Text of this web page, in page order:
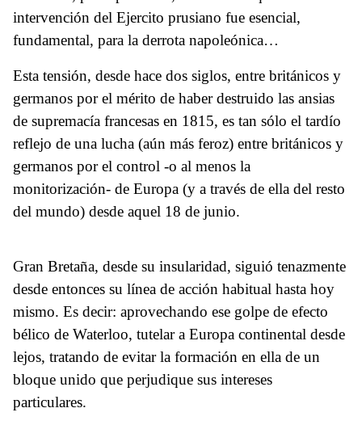
intervención del Ejercito prusiano fue esencial,
fundamental, para la derrota napoleónica…
Esta tensión, desde hace dos siglos, entre británicos y
germanos por el mérito de haber destruido las ansias
de supremacía francesas en 1815, es tan sólo el tardío
reflejo de una lucha (aún más feroz) entre británicos y
germanos por el control -o al menos la
monitorización- de Europa (y a través de ella del resto
del mundo) desde aquel 18 de junio.
Gran Bretaña, desde su insularidad, siguió tenazmente
desde entonces su línea de acción habitual hasta hoy
mismo. Es decir: aprovechando ese golpe de efecto
bélico de Waterloo, tutelar a Europa continental desde
lejos, tratando de evitar la formación en ella de un
bloque unido que perjudique sus intereses
particulares.